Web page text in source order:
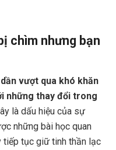
chìm nhưng bạn
vượt qua khó khăn
những thay đổi trong
là dấu hiệu của sự
những bài học quan
tiếp tục giữ tinh thần lạc